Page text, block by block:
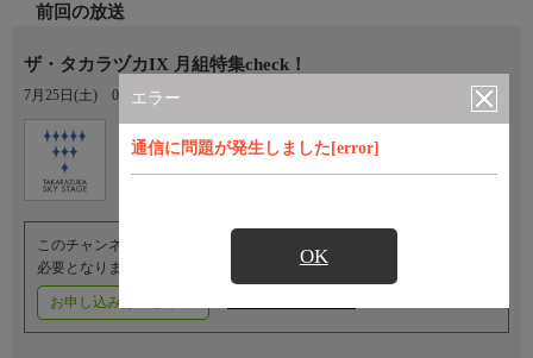
エラー
通信に問題が発生しました[error]
OK
前回の放送
ザ・タカラヅカIX 月組特集check！
7月25日(土) 02:00〜02:30
タカラヅカ・スカイ・ステージ
このチャンネルのご視聴には、オプションチャンネル(有料)のご契約が
必要となります。
お申し込みはこちら